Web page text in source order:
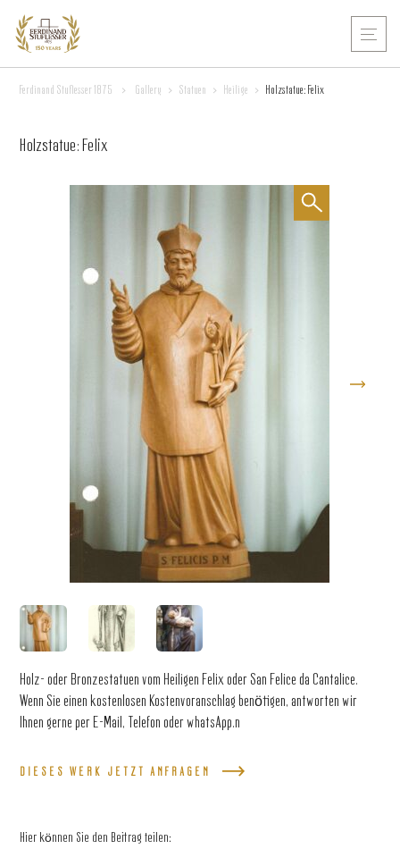
Ferdinand Stuflesser 1875 > Gallery > Statuen > Heilige > Holzstatue: Felix
Holzstatue: Felix
Holz- oder Bronzestatuen vom Heiligen Felix oder San Felice da Cantalice.
Wenn Sie einen kostenlosen Kostenvoranschlag benötigen, antworten wir
Ihnen gerne per E-Mail, Telefon oder whatsApp.n
DIESES WERK JETZT ANFRAGEN
Hier können Sie den Beitrag teilen: